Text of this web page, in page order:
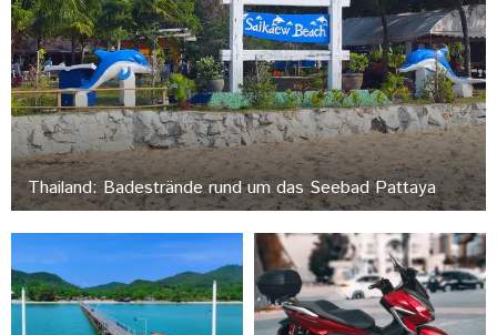
Thailand: Badestrände rund um das Seebad Pattaya